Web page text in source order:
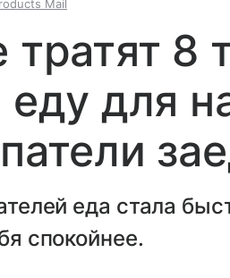
Mail
тратят 8
для
еда стала
спокойнее.